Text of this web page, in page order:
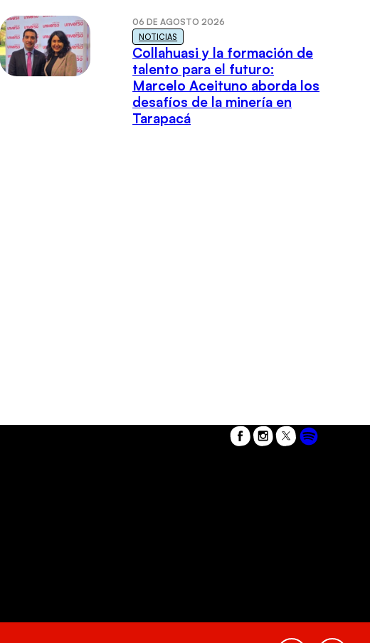
06 DE AGOSTO 2026
NOTICIAS
Collahuasi y la formación de
talento para el futuro:
Marcelo Aceituno aborda los
desafíos de la minería en
Tarapacá